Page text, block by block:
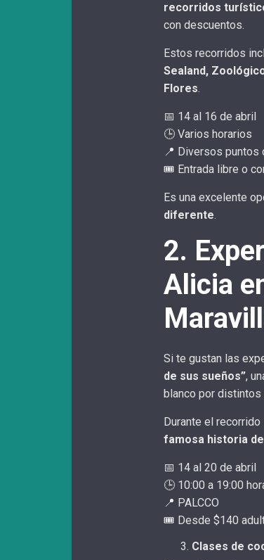
recorridos
con descuentos.
Estos recorridos
Sealand,
Flores.
📅 14 al 16 de abril
🕒 Varios horarios
📍 Diversos puntos
🎟️ Entrada libre o
Es una excelente
diferente.
2.
Alicia
Si te gustan las
de sus sueños”,
blanco por
Durante el
famosa historia
📅 14 al 20 de abril
🕒 10:00 a 19:00
📍 PALCCO
🎟️ Desde $140
Clases de